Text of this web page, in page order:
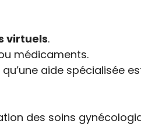
virtuels.
médicaments.
aide spécialisée
des soins